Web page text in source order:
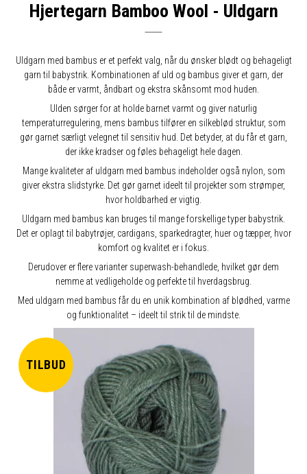
Hjertegarn Bamboo Wool - Uldgarn
Uldgarn med bambus er et perfekt valg, når du ønsker blødt og behageligt
garn til babystrik. Kombinationen af uld og bambus giver et garn, der
både er varmt, åndbart og ekstra skånsomt mod huden.
Ulden sørger for at holde barnet varmt og giver naturlig
temperaturregulering, mens bambus tilfører en silkeblød struktur, som
gør garnet særligt velegnet til sensitiv hud. Det betyder, at du får et garn,
der ikke kradser og føles behageligt hele dagen.
Mange kvaliteter af uldgarn med bambus indeholder også nylon, som
giver ekstra slidstyrke. Det gør garnet ideelt til projekter som strømper,
hvor holdbarhed er vigtig.
Uldgarn med bambus kan bruges til mange forskellige typer babystrik.
Det er oplagt til babytrøjer, cardigans, sparkedragter, huer og tæpper, hvor
komfort og kvalitet er i fokus.
Derudover er flere varianter superwash-behandlede, hvilket gør dem
nemme at vedligeholde og perfekte til hverdagsbrug.
Med uldgarn med bambus får du en unik kombination af blødhed, varme
og funktionalitet – ideelt til strik til de mindste.
TILBUD